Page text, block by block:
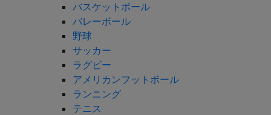
バスケットボール
バレーボール
野球
サッカー
ラグビー
アメリカンフットボール
ランニング
テニス